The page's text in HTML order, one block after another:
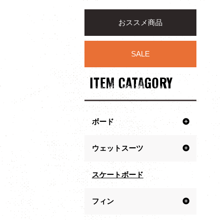
おススメ商品
SALE
ITEM CATAGORY
ボード
ウェットスーツ
スケートボード
フィン